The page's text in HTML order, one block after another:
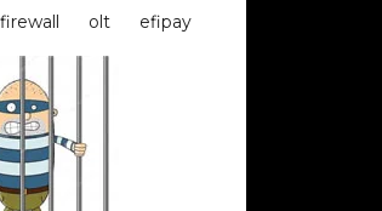
firewall olt
efipay